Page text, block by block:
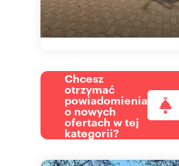
Chcesz
otrzymać
powiadomienia
o nowych
ofertach w tej
kategorii?